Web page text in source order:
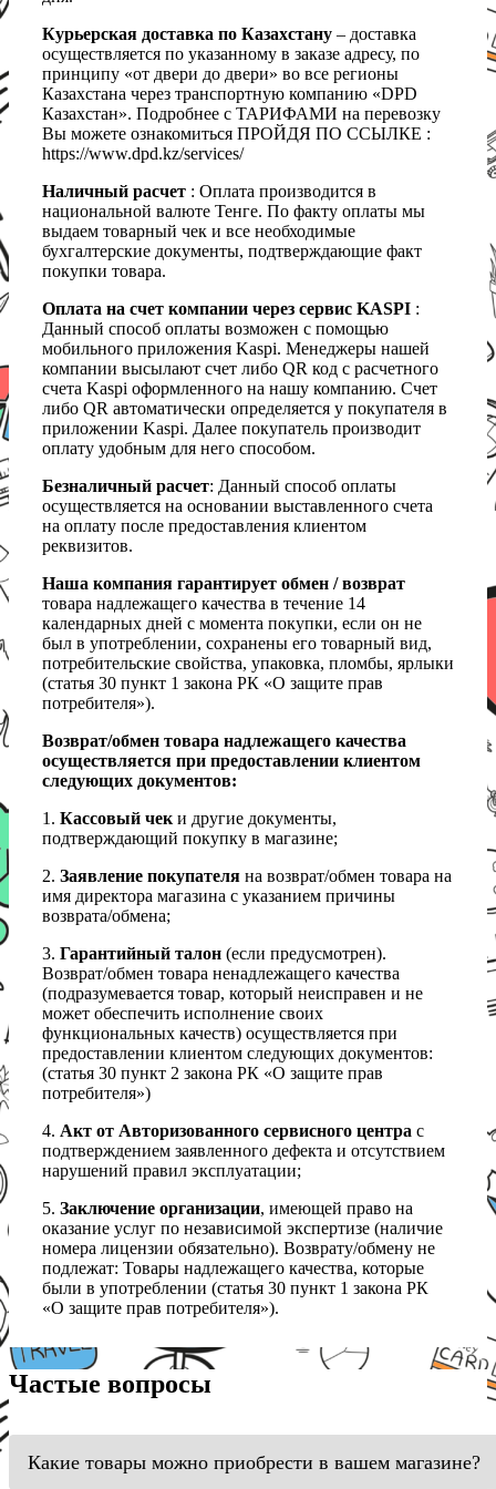
Курьерская доставка по Казахстану – доставка
осуществляется по указанному в заказе адресу, по
принципу «от двери до двери» во все регионы
Казахстана через транспортную компанию «DPD
Казахстан». Подробнее с ТАРИФАМИ на перевозку
Вы можете ознакомиться ПРОЙДЯ ПО ССЫЛКЕ :
https://www.dpd.kz/services/
Наличный расчет : Оплата производится в
национальной валюте Тенге. По факту оплаты мы
выдаем товарный чек и все необходимые
бухгалтерские документы, подтверждающие факт
покупки товара.
Оплата на счет компании через сервис KASPI :
Данный способ оплаты возможен с помощью
мобильного приложения Kaspi. Менеджеры нашей
компании высылают счет либо QR код с расчетного
счета Kaspi оформленного на нашу компанию. Счет
либо QR автоматически определяется у покупателя в
приложении Kaspi. Далее покупатель производит
оплату удобным для него способом.
Безналичный расчет: Данный способ оплаты
осуществляется на основании выставленного счета
на оплату после предоставления клиентом
реквизитов.
Наша компания гарантирует обмен / возврат
товара надлежащего качества в течение 14
календарных дней с момента покупки, если он не
был в употреблении, сохранены его товарный вид,
потребительские свойства, упаковка, пломбы, ярлыки
(статья 30 пункт 1 закона РК «О защите прав
потребителя»).
Возврат/обмен товара надлежащего качества
осуществляется при предоставлении клиентом
следующих документов:
1. Кассовый чек и другие документы,
подтверждающий покупку в магазине;
2. Заявление покупателя на возврат/обмен товара на
имя директора магазина с указанием причины
возврата/обмена;
3. Гарантийный талон (если предусмотрен).
Возврат/обмен товара ненадлежащего качества
(подразумевается товар, который неисправен и не
может обеспечить исполнение своих
функциональных качеств) осуществляется при
предоставлении клиентом следующих документов:
(статья 30 пункт 2 закона РК «О защите прав
потребителя»)
4. Акт от Авторизованного сервисного центра с
подтверждением заявленного дефекта и отсутствием
нарушений правил эксплуатации;
5. Заключение организации, имеющей право на
оказание услуг по независимой экспертизе (наличие
номера лицензии обязательно). Возврату/обмену не
подлежат: Товары надлежащего качества, которые
были в употреблении (статья 30 пункт 1 закона РК
«О защите прав потребителя»).
Частые вопросы
Какие товары можно приобрести в вашем магазине?